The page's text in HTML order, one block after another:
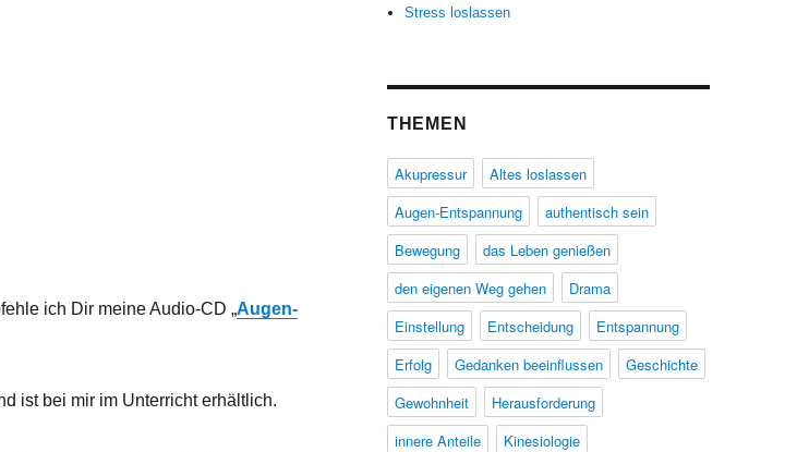
ich Dir meine Audio-CD „Augen-
ist bei mir im Unterricht erhältlich.
Stress loslassen
THEMEN
Akupressur
Altes loslassen
Augen-Entspannung
authentisch sein
Bewegung
das Leben genießen
den eigenen Weg gehen
Drama
Einstellung
Entscheidung
Entspannung
Erfolg
Gedanken beeinflussen
Geschichte
Gewohnheit
Herausforderung
innere Anteile
Kinesiologie